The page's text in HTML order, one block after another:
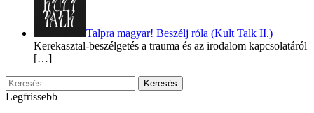
Talpra magyar! Beszélj róla (Kult Talk II.)
Kerekasztal-beszélgetés a trauma és az irodalom kapcsolatáról
[…]
Keresés:
Legfrissebb